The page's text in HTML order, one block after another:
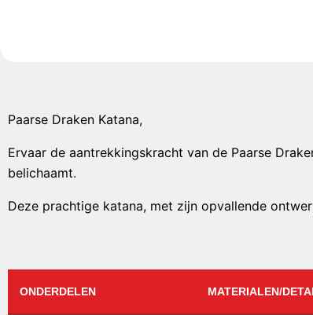
Paarse Draken Katana,
Ervaar de aantrekkingskracht van de Paarse
belichaamt.
Deze prachtige katana, met zijn opvallende
ONDERDELEN MATERIALEN/